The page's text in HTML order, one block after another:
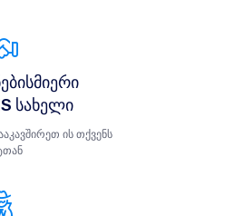
სახელი
ის თქვენს